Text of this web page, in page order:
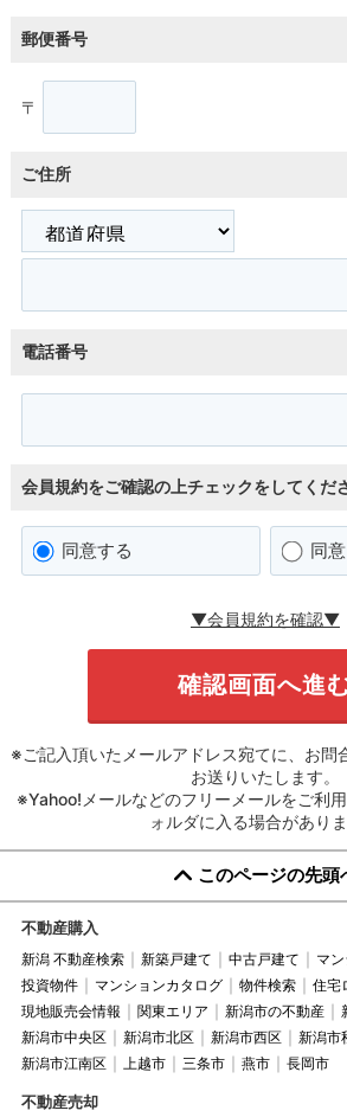
郵便番号
〒
ご住所
電話番号
会員規約をご確認の上チェックをしてくだ
同意する 同
▼会員規約を確認▼
※ご記入頂いたメールアドレス宛てに、お問
お送りいたします。
※Yahoo!メールなどのフリーメールをご利
ォルダに入る場合がありま
このページの先頭
不動産購入
新潟 不動産検索 新築戸建て 中古戸建て マ
投資物件
マンションカタログ 物件検索
住宅
現地販売会情報
関東エリア 新潟市の不動産
新潟市中央区
新潟市北区 新潟市西区 新潟市
新潟市江南区
上越市 三条市 燕市 長岡市
不動産売却